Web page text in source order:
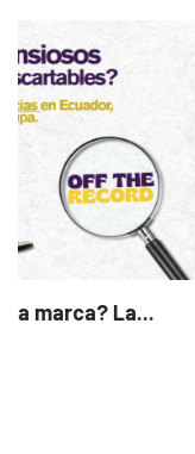
INSIGHTS
Gabriela Herrera